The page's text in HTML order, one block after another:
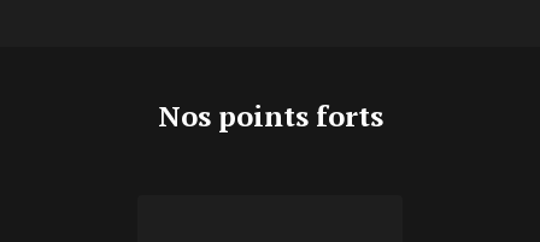
Nos points forts